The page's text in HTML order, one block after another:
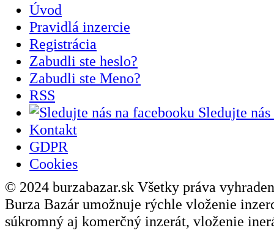
Úvod
Pravidlá inzercie
Registrácia
Zabudli ste heslo?
Zabudli ste Meno?
RSS
Sledujte
Kontakt
GDPR
Cookies
© 2024 burzabazar.sk Všetky práva
Burza Bazár umožnuje rýchle vloženie
súkromný aj komerčný inzerát, vloženie